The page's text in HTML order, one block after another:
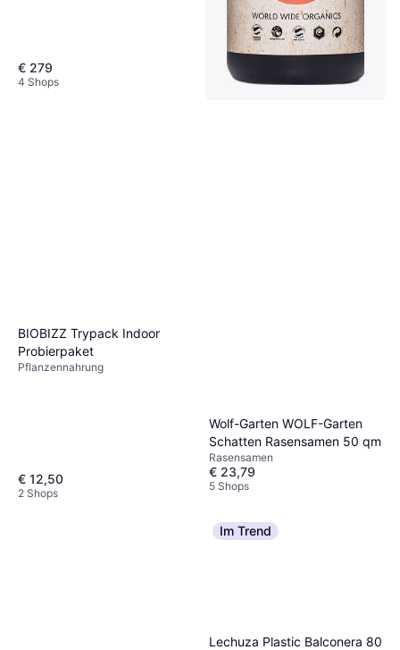
€ 279
4 Shops
BIOBIZZ Trypack Indoor
Probierpaket
Pflanzennahrung
€ 12,50
2 Shops
Wolf-Garten WOLF-Garten
Schatten Rasensamen 50 qm
Rasensamen
€ 23,79
5 Shops
Im Trend
Lechuza Plastic Balconera 80